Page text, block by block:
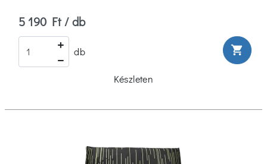
5 190 Ft / db
db shopping_cart
Készleten